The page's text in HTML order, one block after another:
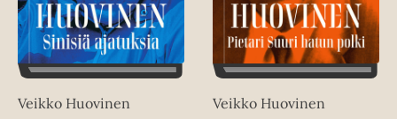
Veikko Huovinen Veikko Huovinen